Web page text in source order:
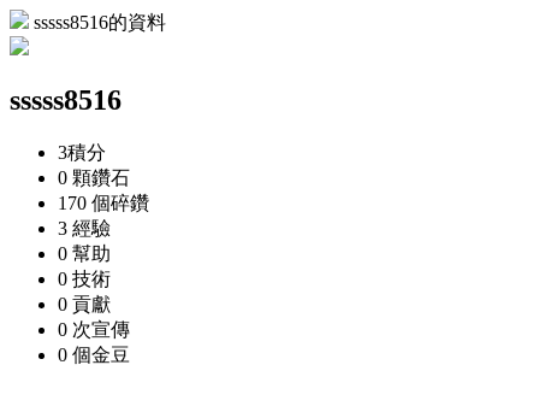
sssss8516的資料
sssss8516
3積分
0 顆鑽石
170 個碎鑽
3 經驗
0 幫助
0 技術
0 貢獻
0 次宣傳
0 個金豆